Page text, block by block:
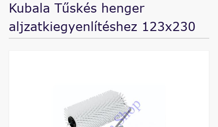
Kubala Tűskés henger
aljzatkiegyenlítéshez 123x230